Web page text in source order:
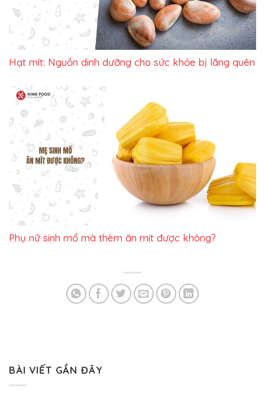
Hạt mít: Nguồn dinh dưỡng cho sức khỏe bị lãng quên
Phụ nữ sinh mổ mà thèm ăn mít được không?
BÀI VIẾT GẦN ĐÂY